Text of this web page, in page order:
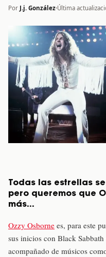
Por J.j. González Última
Todas las estrellas
pero queremos que
más…
Ozzy Osborne es, para este
sus inicios con Black
acompañado de músicos